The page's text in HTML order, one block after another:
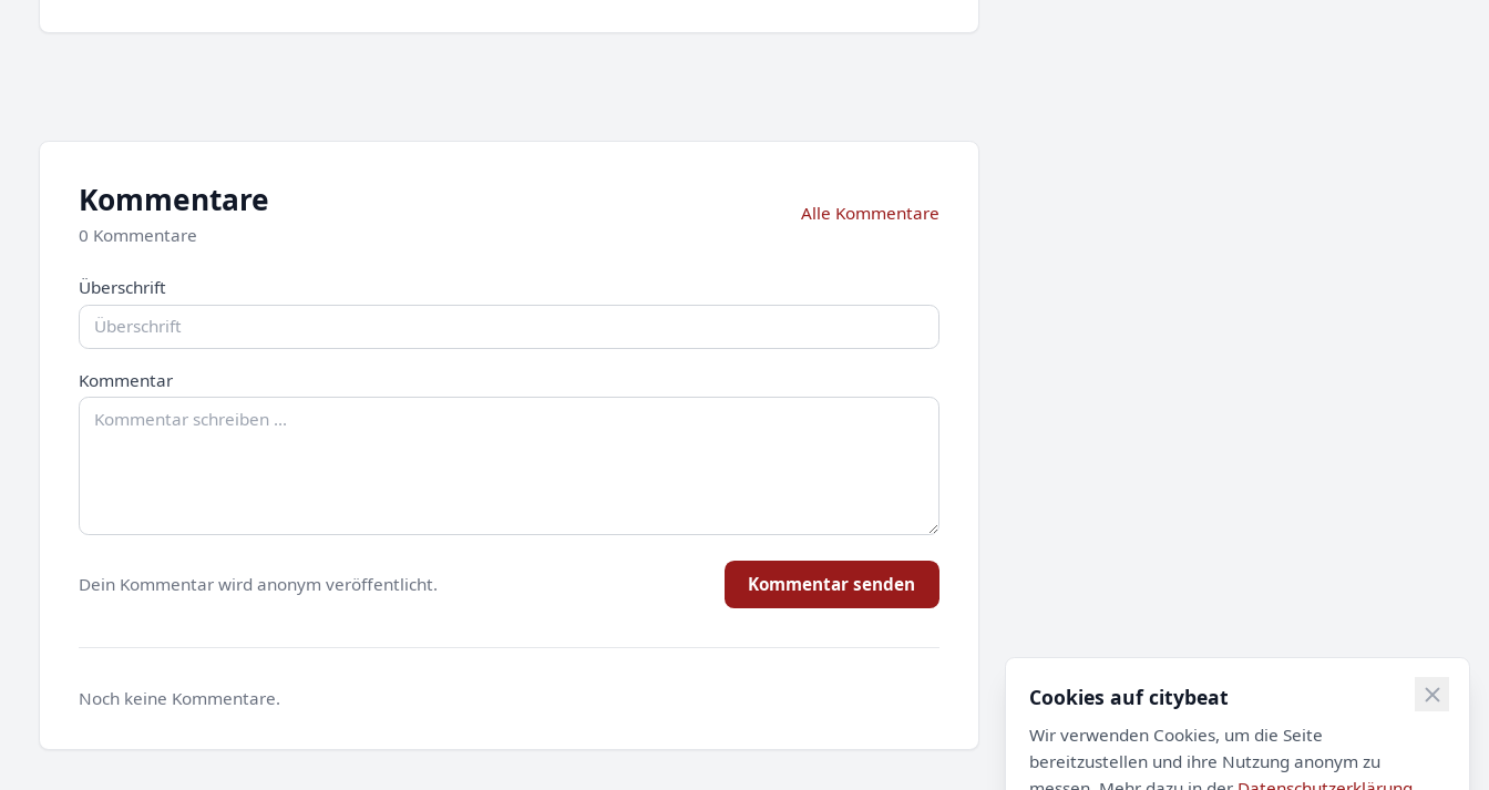
Kommentare
0 Kommentare
Alle Kommentare
Überschrift
Kommentar
Dein Kommentar wird anonym veröffentlicht. Kommentar senden
Noch keine Kommentare. Cookies auf citybeat
Wir verwenden Cookies, um die Seite
bereitzustellen und ihre Nutzung anonym zu